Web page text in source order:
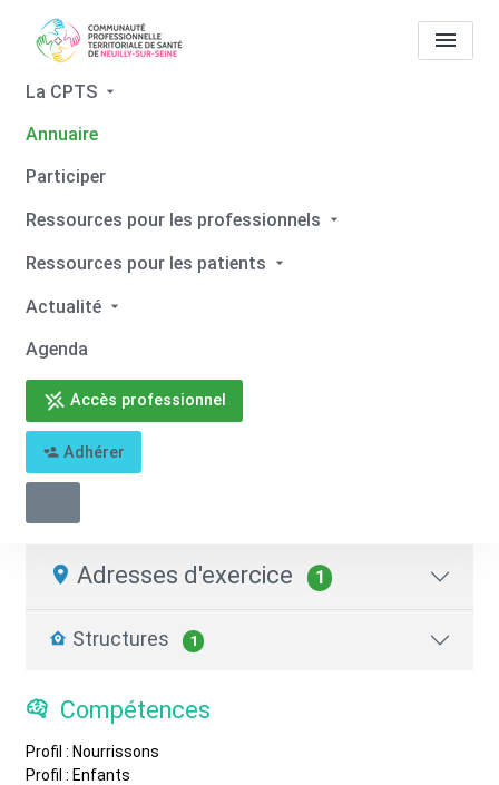
La CPTS
Annuaire
Participer
Ressources pour les professionnels
Ressources pour les patients
Actualité
Agenda
Accès professionnel
Adhérer
Tous les professionnels de
Elodie BRYNAERT
Tous les professionnels de santé
Retour
Elodie BRYNAERT
Adresses d'exercice 1
Structures 1
Compétences
Profil : Nourrissons
Profil : Enfants